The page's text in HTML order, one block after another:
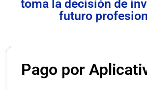
toma la decisión de
futuro
Pago por